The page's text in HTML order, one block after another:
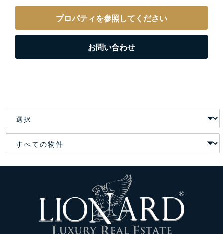
プロパティを参照してください
お問い合わせ